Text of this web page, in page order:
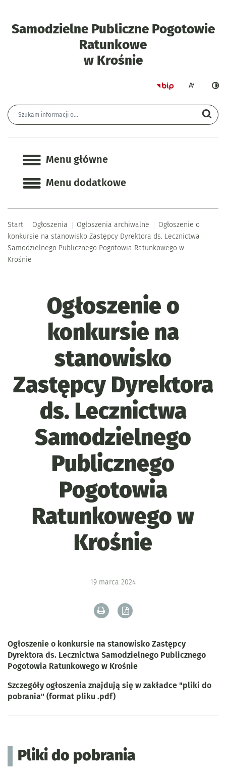
Samodzielne Publiczne Pogotowie
Ratunkowe
w Krośnie- Ogłoszenie
StronaWiększa
Wyszukiwarka
Menu główne
Menu główne
Menu dodatkowe
Start Ogłoszenia Ogłoszenia archiwalne
Ogłoszenie o
konkursie na stanowisko Zastępcy Dyrektora ds. Lecznictwa
Samodzielnego Publicznego Pogotowia Ratunkowego w
Krośnie
Ogłoszenie o
konkursie na
stanowisko
Zastępcy Dyrektora
ds. Lecznictwa
Samodzielnego
Publicznego
Pogotowia
Ratunkowego w
Krośnie
19 marca 2024
Drukuj zawartość bieżącej strony
Zapisz tekst bieżącej
Ogłoszenie o konkursie na stanowisko Zastępcy
Dyrektora ds. Lecznictwa Samodzielnego Publicznego
Pogotowia Ratunkowego w Krośnie
Szczegóły ogłoszenia znajdują się w zakładce "pliki do
pobrania" (format pliku .pdf)
Pliki do pobrania